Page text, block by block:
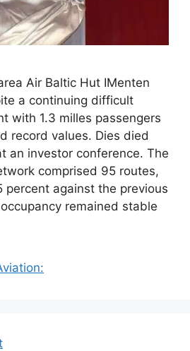
Air Baltic Hut IMenten
a continuing difficult
with 1.3 milles passengers
record values. Dies died
an investor conference. The
comprised 95 routes,
percent against the previous
remained stable